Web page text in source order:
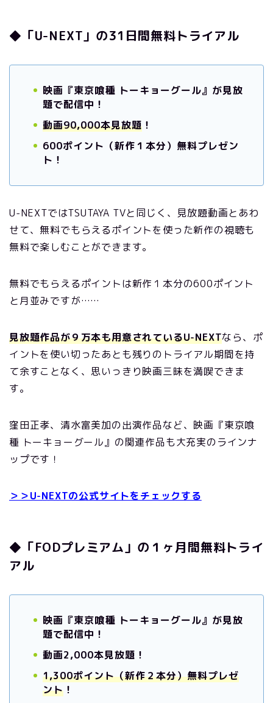
◆「U-NEXT」の31日間無料トライアル
映画『東京喰種 トーキョーグール』が見放
題で配信中！
動画90,000本見放題 ！
600ポイント（新作１本分）無料プレゼン
ト！
U-NEXTではTSUTAYA TVと同じく、見放題動画とあわ
せて、無料でもらえるポイントを使った新作の視聴も
無料で楽しむことができます。
無料でもらえるポイントは新作１本分の600ポイント
と月並みですが……
見放題作品が９万本も用意されているU-NEXTなら、ポ
イントを使い切ったあとも残りのトライアル期間を持
て余すことなく、思いっきり映画三昧を満喫できま
す。
窪田正孝、清水富美加の出演作品など、映画『東京喰
種 トーキョーグール』の関連作品も大充実のラインナ
ップです！
＞＞U-NEXTの公式サイトをチェックする
◆「FODプレミアム」の１ヶ月間無料トライ
アル
映画『東京喰種 トーキョーグール』が見放
題で配信中！
動画2,000本見放題！
1,300ポイント（新作２本分）無料プレゼ
ント ！